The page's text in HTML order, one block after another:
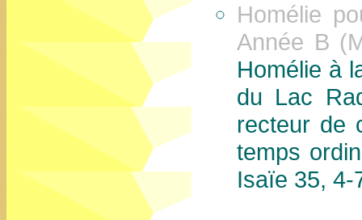
Homélie
Année B
Homélie à
du Lac
recteur de
temps
Isaïe 35, 4-